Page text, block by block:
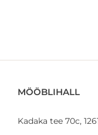
MÖÖBLIHALL
Kadaka tee 70c,